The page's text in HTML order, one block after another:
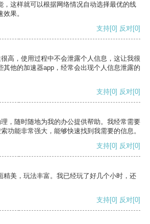
，这样就可以根据网络情况自动选择最优的线
果。
支持[0] 反对[0]
高，使用过程中不会泄露个人信息，这让我很
其他的加速器app，经常会出现个人信息泄露的
支持[0] 反对[0]
，随时随地为我的办公提供帮助。我经常需要
功能非常强大，能够快速找到我需要的信息。
支持[0] 反对[0]
精美，玩法丰富。我已经玩了好几个小时，还
支持[0] 反对[0]